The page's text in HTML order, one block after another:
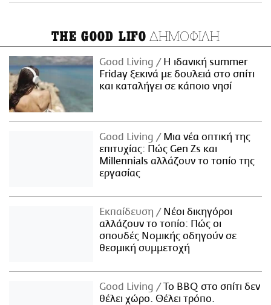
THE GOOD LIFO ΔΗΜΟΦΙΛΗ
Good Living
Η ιδανική summer
Friday ξεκινά με δουλειά στο σπίτι
και καταλήγει σε κάποιο νησί
Good Living
Μια νέα οπτική της
επιτυχίας: Πώς Gen Zs και
Millennials αλλάζουν το τοπίο της
εργασίας
Εκπαίδευση
Νέοι δικηγόροι
αλλάζουν το τοπίο: Πώς οι
σπουδές Νομικής οδηγούν σε
θεσμική συμμετοχή
Good Living
Το BBQ στο σπίτι δεν
θέλει χώρο. Θέλει τρόπο.